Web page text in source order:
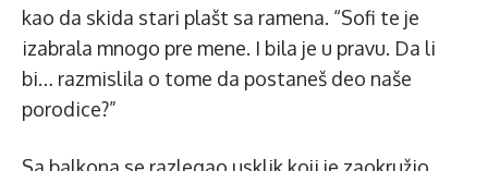
kao da skida stari plašt sa ramena. “Sofi te je
izabrala mnogo pre mene. I bila je u pravu. Da li
bi… razmislila o tome da postaneš deo naše
porodice?”